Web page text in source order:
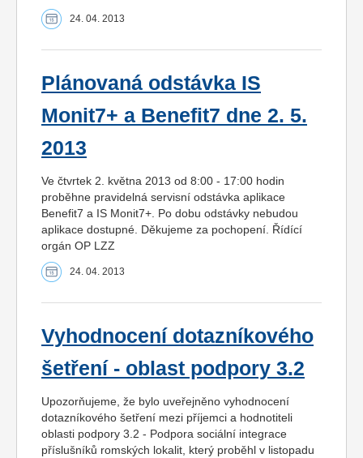
24. 04. 2013
Plánovaná odstávka IS
Monit7+ a Benefit7 dne 2. 5.
2013
Ve čtvrtek 2. května 2013 od 8:00 - 17:00 hodin
proběhne pravidelná servisní odstávka aplikace
Benefit7 a IS Monit7+. Po dobu odstávky nebudou
aplikace dostupné. Děkujeme za pochopení. Řídící
orgán OP LZZ
24. 04. 2013
Vyhodnocení dotazníkového
šetření - oblast podpory 3.2
Upozorňujeme, že bylo uveřejněno vyhodnocení
dotazníkového šetření mezi příjemci a hodnotiteli
oblasti podpory 3.2 - Podpora sociální integrace
příslušníků romských lokalit, který proběhl v listopadu